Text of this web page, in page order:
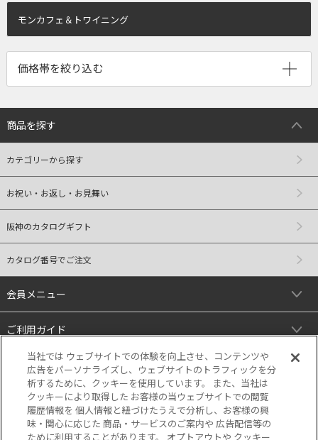
モンカフェ＆トワイニング
商品を探す
カテゴリーから探す
お祝い・お返し・お見舞い
阪神のカタログギフト
カタログ番号でご注文
会員メニュー
ご利用ガイド
リンク
当社では ウェブサイトでの体験を向上させ、コンテンツや
広告をパーソナライズし、ウェブサイトのトラフィックを分
析するために、クッキーを使用しています。 また、当社は
クッキーにより取得した お客様の当ウェブサイトでの閲覧
履歴情報を 個人情報と紐づけたうえで分析し、お客様の興
味・関心に応じた 商品・サービスのご案内や 広告配信等の
ために利用することがあります。 オプトアウトや クッキー